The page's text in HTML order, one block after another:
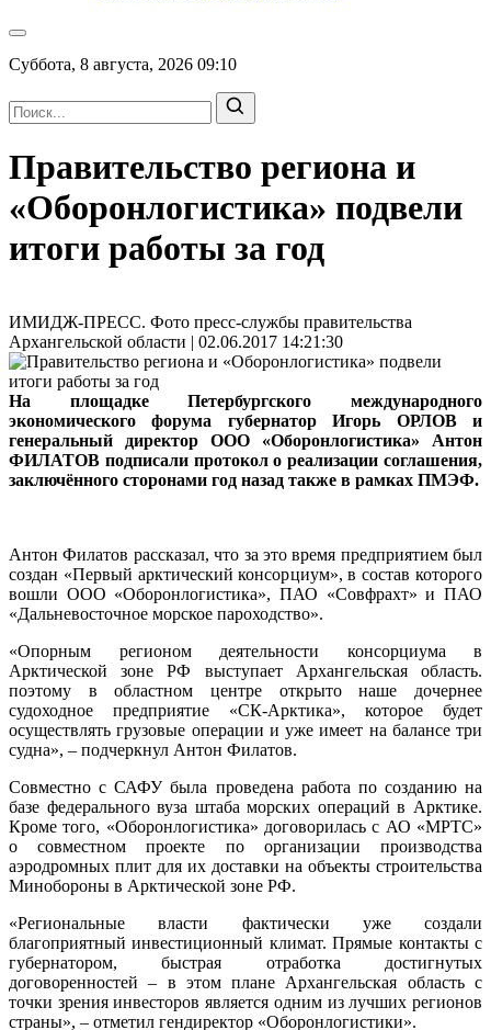
Суббота, 8 августа, 2026 09:10
Правительство региона и
«Оборонлогистика» подвели
итоги работы за год
ИМИДЖ-ПРЕСС. Фото пресс-службы правительства
Архангельской области | 02.06.2017 14:21:30
На площадке Петербургского международного
экономического форума губернатор Игорь ОРЛОВ и
генеральный директор ООО «Оборонлогистика» Антон
ФИЛАТОВ подписали протокол о реализации соглашения,
заключённого сторонами год назад также в рамках ПМЭФ.
Антон Филатов рассказал, что за это время предприятием был
создан «Первый арктический консорциум», в состав которого
вошли ООО «Оборонлогистика», ПАО «Совфрахт» и ПАО
«Дальневосточное морское пароходство».
«Опорным регионом деятельности консорциума в
Арктической зоне РФ выступает Архангельская область.
поэтому в областном центре открыто наше дочернее
судоходное предприятие «СК-Арктика», которое будет
осуществлять грузовые операции и уже имеет на балансе три
судна», – подчеркнул Антон Филатов.
Совместно с САФУ была проведена работа по созданию на
базе федерального вуза штаба морских операций в Арктике.
Кроме того, «Оборонлогистика» договорилась с АО «МРТС»
о совместном проекте по организации производства
аэродромных плит для их доставки на объекты строительства
Минобороны в Арктической зоне РФ.
«Региональные власти фактически уже создали
благоприятный инвестиционный климат. Прямые контакты с
губернатором, быстрая отработка достигнутых
договоренностей – в этом плане Архангельская область с
точки зрения инвесторов является одним из лучших регионов
страны», – отметил гендиректор «Оборонлогистики».